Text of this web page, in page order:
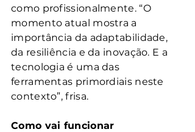
como profissionalmente. “O
momento atual mostra a
importância da adaptabilidade,
da resiliência e da inovação. E a
tecnologia é uma das
ferramentas primordiais neste
contexto”, frisa.
Como vai funcionar